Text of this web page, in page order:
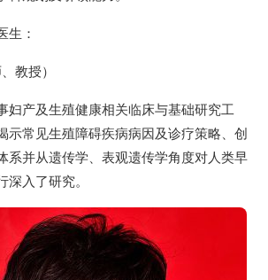
生：
教授）
妇产及生殖健康相关临床与基础研究工
示常见生殖障碍疾病病因及诊疗策略、创
系并从遗传学、表观遗传学角度对人类早
入了研究。